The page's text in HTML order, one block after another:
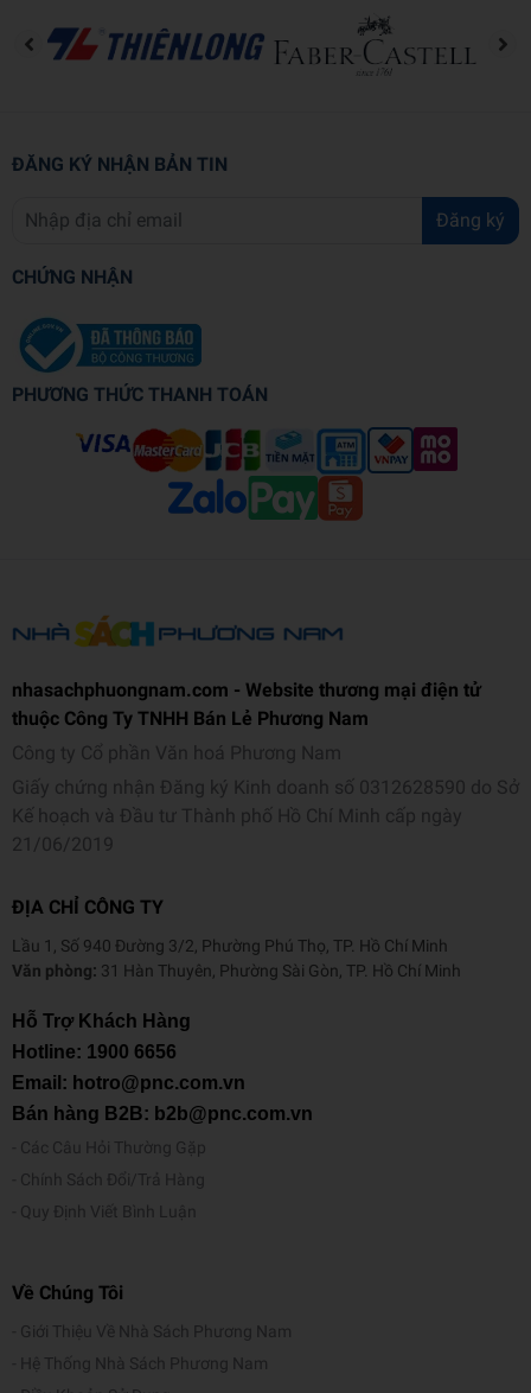
ĐĂNG KÝ NHẬN BẢN TIN
Đăng ký
CHỨNG NHẬN
PHƯƠNG THỨC THANH TOÁN
nhasachphuongnam.com - Website thương mại điện tử
thuộc Công Ty TNHH Bán Lẻ Phương Nam
Công ty Cổ phần Văn hoá Phương Nam
Giấy chứng nhận Đăng ký Kinh doanh số 0312628590 do Sở
Kế hoạch và Đầu tư Thành phố Hồ Chí Minh cấp ngày
21/06/2019
ĐỊA CHỈ CÔNG TY
Lầu 1, Số 940 Đường 3/2, Phường Phú Thọ, TP. Hồ Chí Minh
Văn phòng: 31 Hàn Thuyên, Phường Sài Gòn, TP. Hồ Chí Minh
Hỗ Trợ Khách Hàng
Hotline: 1900 6656
Email: hotro@pnc.com.vn
Bán hàng B2B: b2b@pnc.com.vn
Các Câu Hỏi Thường Gặp
Chính Sách Đổi/Trả Hàng
Quy Định Viết Bình Luận
Về Chúng Tôi
Giới Thiệu Về Nhà Sách Phương Nam
Hệ Thống Nhà Sách Phương Nam